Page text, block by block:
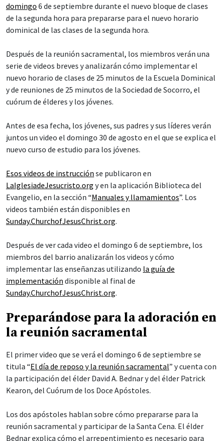
domingo 6 de septiembre durante el nuevo bloque de clases
de la segunda hora para prepararse para el nuevo horario
dominical de las clases de la segunda hora.
Después de la reunión sacramental, los miembros verán una
serie de videos breves y analizarán cómo implementar el
nuevo horario de clases de 25 minutos de la Escuela Dominical
y de reuniones de 25 minutos de la Sociedad de Socorro, el
cuórum de élderes y los jóvenes.
Antes de esa fecha, los jóvenes, sus padres y sus líderes verán
juntos un video el domingo 30 de agosto en el que se explica el
nuevo curso de estudio para los jóvenes.
Esos videos de instrucción se publicaron en
LaIglesiadeJesucristo.org y en la aplicación Biblioteca del
Evangelio, en la sección “Manuales y llamamientos”. Los
videos también están disponibles en
Sunday.ChurchofJesusChrist.org.
Después de ver cada video el domingo 6 de septiembre, los
miembros del barrio analizarán los videos y cómo
implementar las enseñanzas utilizando la guía de
implementación disponible al final de
Sunday.ChurchofJesusChrist.org.
Preparándose para la adoración en
la reunión sacramental
El primer video que se verá el domingo 6 de septiembre se
titula “El día de reposo y la reunión sacramental” y cuenta con
la participación del élder David A. Bednar y del élder Patrick
Kearon, del Cuórum de los Doce Apóstoles.
Los dos apóstoles hablan sobre cómo prepararse para la
reunión sacramental y participar de la Santa Cena. El élder
Bednar explica cómo el arrepentimiento es necesario para